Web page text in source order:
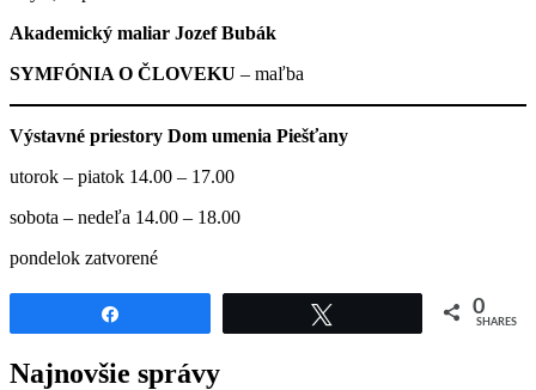
Akademický maliar Jozef Bubák
SYMFÓNIA O ČLOVEKU – maľba
Výstavné priestory Dom umenia Piešťany
utorok – piatok 14.00 – 17.00
sobota – nedeľa 14.00 – 18.00
pondelok zatvorené
0
SHARES
Najnovšie správy